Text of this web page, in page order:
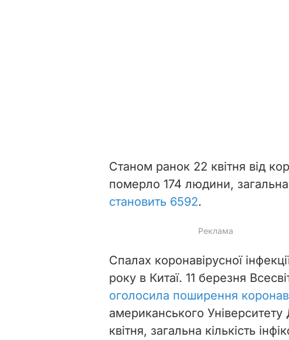
Станом ранок 22 квітня від
померло 174 людини, загальна
становить 6592.
Спалах коронавірусної
року в Китаї. 11 березня
оголосила поширення
американського
квітня, загальна кількість